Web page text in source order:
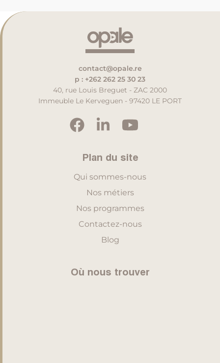
contact@opale.re
p : +262 262 25 30 23
40, rue Louis Breguet - ZAC 2000
Immeuble Le Kerveguen - 97420 LE PORT
Plan du site
Qui sommes-nous
Nos métiers
Nos programmes
Contactez-nous
Blog
Où nous trouver